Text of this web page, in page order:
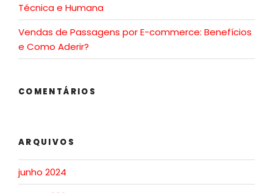
Técnica e Humana
Vendas de Passagens por E-commerce: Benefícios
e Como Aderir?
COMENTÁRIOS
ARQUIVOS
junho 2024